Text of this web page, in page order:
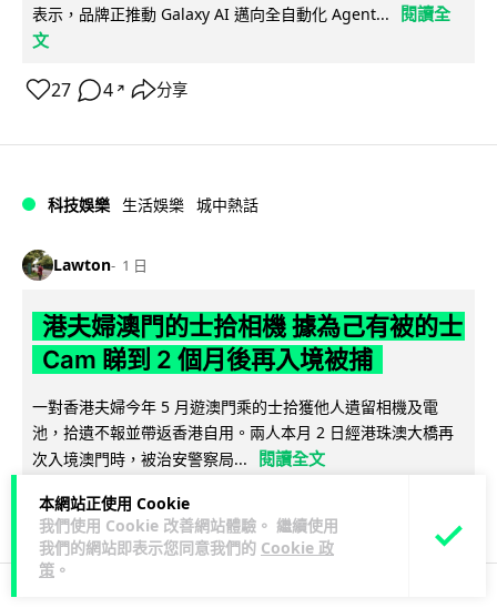
本網站正使用 Cookie
我們使用 Cookie 改善網站體驗。 繼續使用
我們的網站即表示您同意我們的 Cookie 政
策 。
表示，品牌正推動 Galaxy AI 邁向全自動化 Agent...
閱讀全
文
27 4 ↗ 分享
科技娛樂 生活娛樂 城中熱話
Lawton 1 日
港夫婦澳門的士拾相機 據為己有被的士
Cam 睇到 2 個月後再入境被捕
一對香港夫婦今年 5 月遊澳門乘的士拾獲他人遺留相機及電
池，拾遺不報並帶返香港自用。兩人本月 2 日經港珠澳大橋再
次入境澳門時，被治安警察局...
閱讀全文
532 75 ↗ 分享